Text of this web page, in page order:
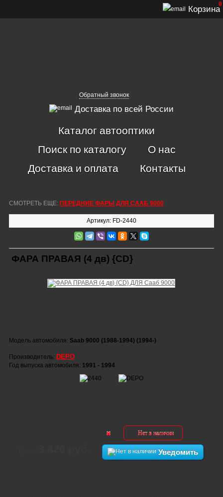
Обратный звонок
Доставка по всей России
Корзина
0
Каталог автооптики
Поиск по каталогу
О нас
Доставка и оплата
Контакты
СМОТРЕТЬ ЕЩЕ: ПЕРЕДНИЕ ФАРЫ ДЛЯ СААБ 9000
Артикул: FD-2440
ФАРА ПРАВАЯ (4 дв) {CD}
Модель автомобиля: Saab 9000 (1988-1994) (1994-)
Производитель: DEPO
Год выпуска автомобиля: 1991 - 1994
Нет в наличии
Уведомить